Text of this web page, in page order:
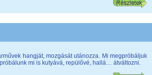
hangját, mozgását utánozza. Mi megpróbáljuk
mi is kutyává, repülővé, hallá… átváltozni.